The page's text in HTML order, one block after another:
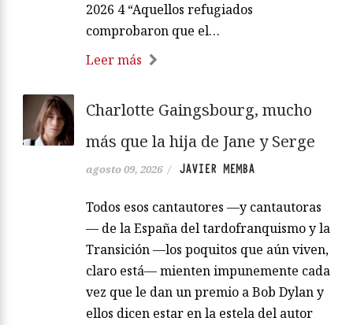
2026 4 “Aquellos refugiados
comprobaron que el…
Leer más
Charlotte Gaingsbourg, mucho
más que la hija de Jane y Serge
agosto 09, 2026 / JAVIER MEMBA
Todos esos cantautores —y cantautoras
— de la España del tardofranquismo y la
Transición —los poquitos que aún viven,
claro está— mienten impunemente cada
vez que le dan un premio a Bob Dylan y
ellos dicen estar en la estela del autor